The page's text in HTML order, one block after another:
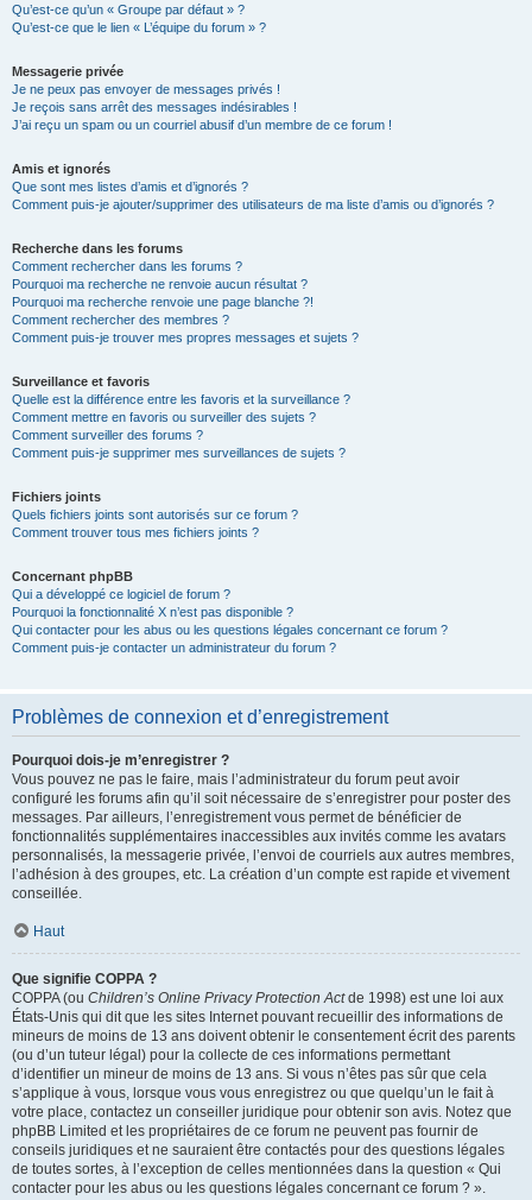
Qu’est-ce qu’un « Groupe par défaut » ?
Qu’est-ce que le lien « L’équipe du forum » ?
Messagerie privée
Je ne peux pas envoyer de messages privés !
Je reçois sans arrêt des messages indésirables !
J’ai reçu un spam ou un courriel abusif d’un membre de ce forum !
Amis et ignorés
Que sont mes listes d’amis et d’ignorés ?
Comment puis-je ajouter/supprimer des utilisateurs de ma liste d’amis ou d’ignorés ?
Recherche dans les forums
Comment rechercher dans les forums ?
Pourquoi ma recherche ne renvoie aucun résultat ?
Pourquoi ma recherche renvoie une page blanche ?!
Comment rechercher des membres ?
Comment puis-je trouver mes propres messages et sujets ?
Surveillance et favoris
Quelle est la différence entre les favoris et la surveillance ?
Comment mettre en favoris ou surveiller des sujets ?
Comment surveiller des forums ?
Comment puis-je supprimer mes surveillances de sujets ?
Fichiers joints
Quels fichiers joints sont autorisés sur ce forum ?
Comment trouver tous mes fichiers joints ?
Concernant phpBB
Qui a développé ce logiciel de forum ?
Pourquoi la fonctionnalité X n’est pas disponible ?
Qui contacter pour les abus ou les questions légales concernant ce forum ?
Comment puis-je contacter un administrateur du forum ?
Problèmes de connexion et d’enregistrement
Pourquoi dois-je m’enregistrer ?
Vous pouvez ne pas le faire, mais l’administrateur du forum peut avoir
configuré les forums afin qu’il soit nécessaire de s’enregistrer pour poster des
messages. Par ailleurs, l’enregistrement vous permet de bénéficier de
fonctionnalités supplémentaires inaccessibles aux invités comme les avatars
personnalisés, la messagerie privée, l’envoi de courriels aux autres membres,
l’adhésion à des groupes, etc. La création d’un compte est rapide et vivement
conseillée.
Haut
Que signifie COPPA ?
COPPA (ou Children’s Online Privacy Protection Actde 1998) est une loi aux
États-Unis qui dit que les sites Internet pouvant recueillir des informations de
mineurs de moins de 13 ans doivent obtenir le consentement écrit des parents
(ou d’un tuteur légal) pour la collecte de ces informations permettant
d’identifier un mineur de moins de 13 ans. Si vous n’êtes pas sûr que cela
s’applique à vous, lorsque vous vous enregistrez ou que quelqu’un le fait à
votre place, contactez un conseiller juridique pour obtenir son avis. Notez que
phpBB Limited et les propriétaires de ce forum ne peuvent pas fournir de
conseils juridiques et ne sauraient être contactés pour des questions légales
de toutes sortes, à l’exception de celles mentionnées dans la question « Qui
contacter pour les abus ou les questions légales concernant ce forum ? ».